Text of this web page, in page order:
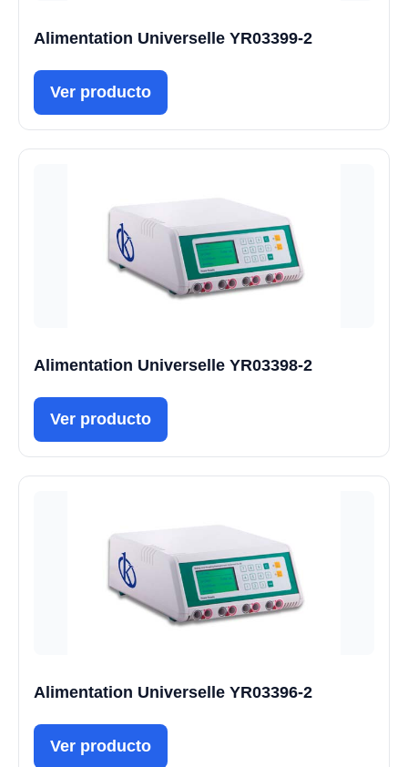
Alimentation Universelle YR03399-2
Ver producto
Alimentation Universelle YR03398-2
Ver producto
Alimentation Universelle YR03396-2
Ver producto